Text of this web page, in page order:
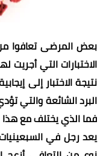
الاختبارات التي
نتيجة الاختبار إلى
البرد الشائعة والتي
فما الذي يختلف مع
يعد رجل في